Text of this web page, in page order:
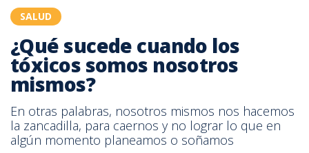
SALUD
¿Qué sucede cuando los
tóxicos somos nosotros
mismos?
En otras palabras, nosotros mismos nos hacemos
la zancadilla, para caernos y no lograr lo que en
algún momento planeamos o soñamos